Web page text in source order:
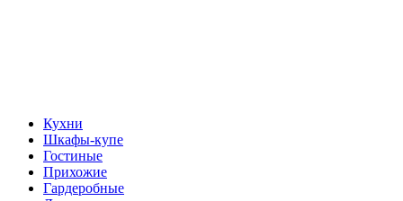
Кухни
Шкафы-купе
Гостиные
Прихожие
Гардеробные